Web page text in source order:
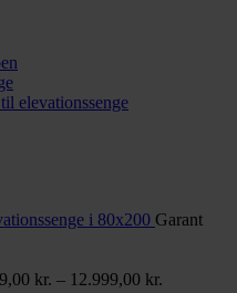
elevationssenge
i 80x200 Garant
kr. – 12.999,00 kr.